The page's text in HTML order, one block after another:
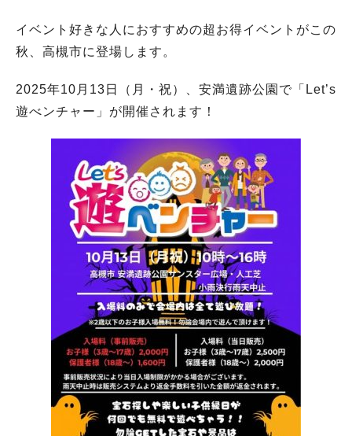
イベント好きな人におすすめの超お得イベントがこの
秋、高槻市に登場します。
2025年10月13日（月・祝）、安満遺跡公園で「Let’s
遊べンチャー」が開催されます！